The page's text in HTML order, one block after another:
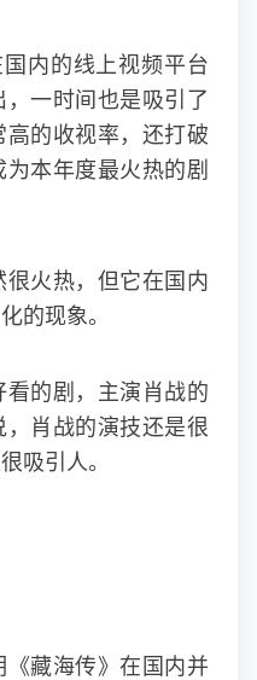
内的线上视频平台
一时间也是吸引了
的收视率，还打破
为本年度最火热的剧
火热，但它在国内
的现象。
的剧，主演肖战的
肖战的演技还是很
吸引人。
藏海传》在国内并